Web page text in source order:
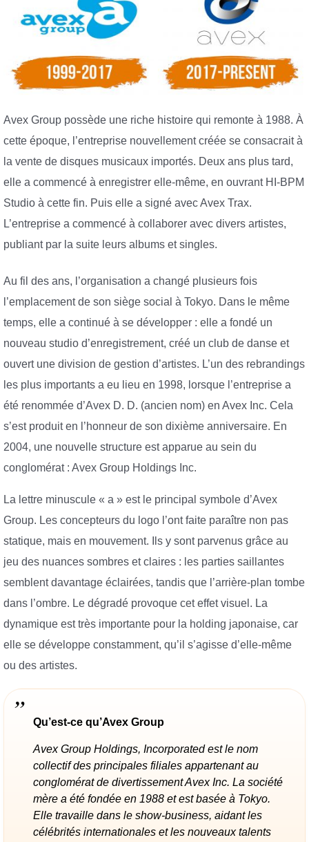
Avex Group possède une riche histoire qui remonte à 1988. À
cette époque, l’entreprise nouvellement créée se consacrait à
la vente de disques musicaux importés. Deux ans plus tard,
elle a commencé à enregistrer elle-même, en ouvrant HI-BPM
Studio à cette fin. Puis elle a signé avec Avex Trax.
L’entreprise a commencé à collaborer avec divers artistes,
publiant par la suite leurs albums et singles.
Au fil des ans, l’organisation a changé plusieurs fois
l’emplacement de son siège social à Tokyo. Dans le même
temps, elle a continué à se développer : elle a fondé un
nouveau studio d’enregistrement, créé un club de danse et
ouvert une division de gestion d’artistes. L’un des rebrandings
les plus importants a eu lieu en 1998, lorsque l’entreprise a
été renommée d’Avex D. D. (ancien nom) en Avex Inc. Cela
s’est produit en l’honneur de son dixième anniversaire. En
2004, une nouvelle structure est apparue au sein du
conglomérat : Avex Group Holdings Inc.
La lettre minuscule « a » est le principal symbole d’Avex
Group. Les concepteurs du logo l’ont faite paraître non pas
statique, mais en mouvement. Ils y sont parvenus grâce au
jeu des nuances sombres et claires : les parties saillantes
semblent davantage éclairées, tandis que l’arrière-plan tombe
dans l’ombre. Le dégradé provoque cet effet visuel. La
dynamique est très importante pour la holding japonaise, car
elle se développe constamment, qu’il s’agisse d’elle-même
ou des artistes.
Qu’est-ce qu’Avex Group
Avex Group Holdings, Incorporated est le nom
collectif des principales filiales appartenant au
conglomérat de divertissement Avex Inc. La société
mère a été fondée en 1988 et est basée à Tokyo.
Elle travaille dans le show-business, aidant les
célébrités internationales et les nouveaux talents